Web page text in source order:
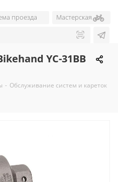
проезда Мастерская
YC-31BB
- Обслуживание систем и кареток